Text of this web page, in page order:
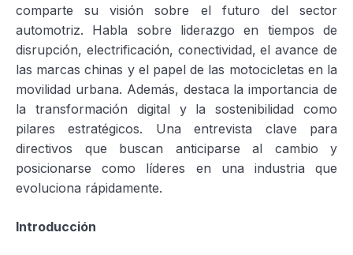
comparte su visión sobre el futuro del sector
automotriz. Habla sobre liderazgo en tiempos de
disrupción, electrificación, conectividad, el avance de
las marcas chinas y el papel de las motocicletas en la
movilidad urbana. Además, destaca la importancia de
la transformación digital y la sostenibilidad como
pilares estratégicos. Una entrevista clave para
directivos que buscan anticiparse al cambio y
posicionarse como líderes en una industria que
evoluciona rápidamente.
Introducción